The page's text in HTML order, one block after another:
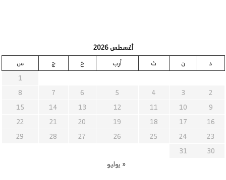
أغسطس 2026
د
ن ث أرب خ ج
س
1
2
3
4
5
6
7
8
9
10
11
12
13
14
15
16
17
18
19
20
21
22
23
24
25
26
27
28
29
30
31
« يوليو